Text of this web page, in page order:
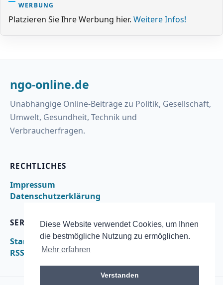
Diese Website verwendet Cookies, um Ihnen
die bestmögliche Nutzung zu ermöglichen.
Mehr erfahren
Verstanden
WERBUNG
Platzieren Sie Ihre Werbung hier. Weitere Infos!
ngo-online.de
Unabhängige Online-Beiträge zu Politik, Gesellschaft,
Umwelt, Gesundheit, Technik und
Verbraucherfragen.
RECHTLICHES
Impressum
Datenschutzerklärung
SERVICE
Startseite
RSS